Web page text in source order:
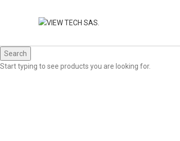
Search
Start typing to see products you are looking for.